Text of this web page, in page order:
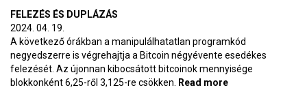
FELEZÉS ÉS DUPLÁZÁS
2024. 04. 19.
A következő órákban a manipulálhatatlan programkód
negyedszerre is végrehajtja a Bitcoin négyévente esedékes
felezését. Az újonnan kibocsátott bitcoinok mennyisége
blokkonként 6,25-ről 3,125-re csökken.
Read more